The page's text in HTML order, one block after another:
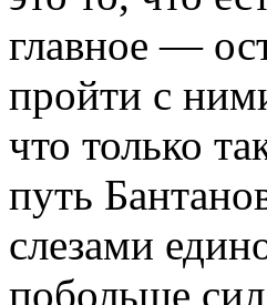
главное —
пройти с
что только
путь
слезами
побольше